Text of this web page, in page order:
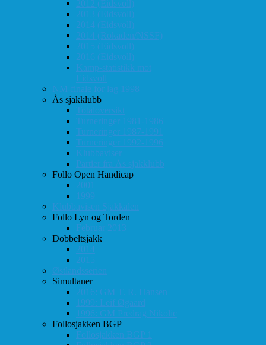
2012 (Eidsvoll)
2013 (Eidsvoll)
2014 (Eidsvoll)
2014 (Rokaden/NSSF)
2015 (Eidsvoll)
2016 (Eidsvoll)
Kamp-statistikk mot
Eidsvoll
NM-finale for lag 1998
Ås sjakklubb
Totaloversikt
Turneringer 1981-1986
Turneringer 1987-1991
Turneringer 1992-1996
Klubbaviser
Partier fra Ås sjakklubb
Follo Open Handicap
2001
1999
Klubbavisen Sjakkalen
Follo Lyn og Torden
Februar 2013
Dobbeltsjakk
2014
2015
Østlandsserien
Simultaner
2016: GM T. R. Hansen
1999: Leif Øgaard
1996: GM Predrag Nikolic
Follosjakken BGP
Follosjakken BGP 1